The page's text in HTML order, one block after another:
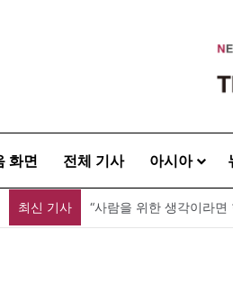
화면 전체 기사 아시아
최신 기사